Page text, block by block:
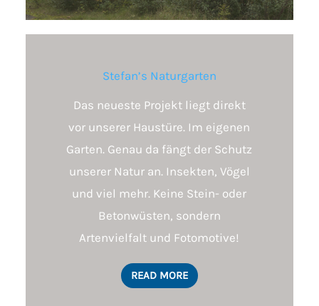
Stefan’s Naturgarten
Das neueste Projekt liegt direkt
vor unserer Haustüre. Im eigenen
Garten. Genau da fängt der Schutz
unserer Natur an. Insekten, Vögel
und viel mehr. Keine Stein- oder
Betonwüsten, sondern
Artenvielfalt und Fotomotive!
READ MORE